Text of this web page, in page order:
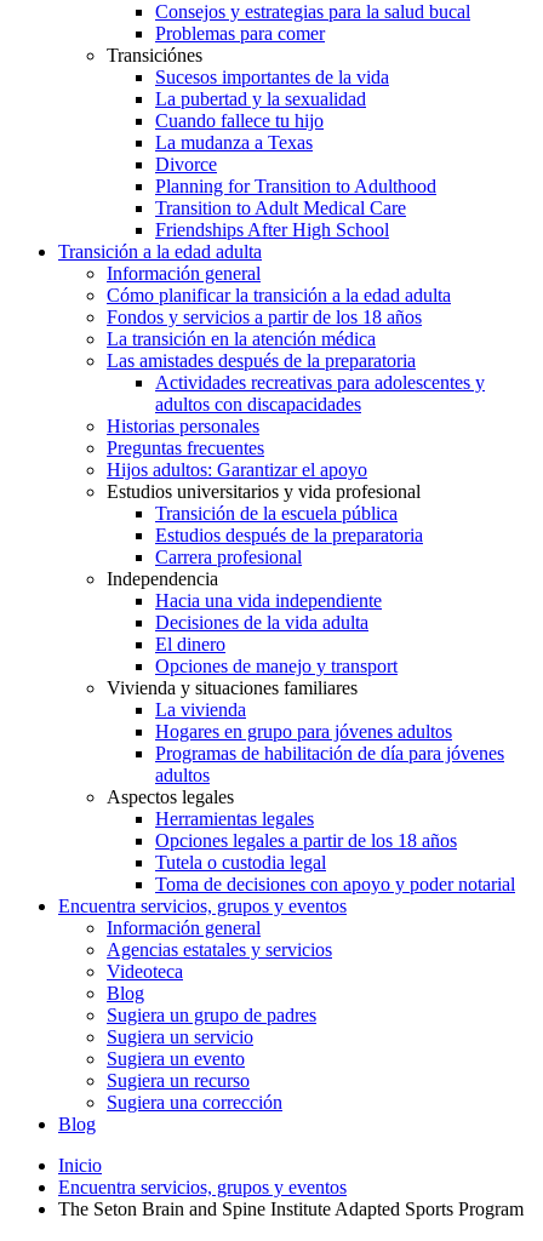
Consejos y estrategias para la salud bucal
Problemas para comer
Transiciónes
Sucesos importantes de la vida
La pubertad y la sexualidad
Cuando fallece tu hijo
La mudanza a Texas
Divorce
Planning for Transition to Adulthood
Transition to Adult Medical Care
Friendships After High School
Transición a la edad adulta
Información general
Cómo planificar la transición a la edad adulta
Fondos y servicios a partir de los 18 años
La transición en la atención médica
Las amistades después de la preparatoria
Actividades recreativas para adolescentes y
adultos con discapacidades
Historias personales
Preguntas frecuentes
Hijos adultos: Garantizar el apoyo
Estudios universitarios y vida profesional
Transición de la escuela pública
Estudios después de la preparatoria
Carrera profesional
Independencia
Hacia una vida independiente
Decisiones de la vida adulta
El dinero
Opciones de manejo y transport
Vivienda y situaciones familiares
La vivienda
Hogares en grupo para jóvenes adultos
Programas de habilitación de día para jóvenes
adultos
Aspectos legales
Herramientas legales
Opciones legales a partir de los 18 años
Tutela o custodia legal
Toma de decisiones con apoyo y poder notarial
Encuentra servicios, grupos y eventos
Información general
Agencias estatales y servicios
Videoteca
Blog
Sugiera un grupo de padres
Sugiera un servicio
Sugiera un evento
Sugiera un recurso
Sugiera una corrección
Blog
Inicio
Encuentra servicios, grupos y eventos
The Seton Brain and Spine Institute Adapted Sports Program